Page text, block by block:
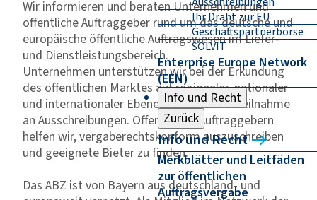
Ihr Draht zur EU
Geschäftspartnerbörse
SOLVIT
Enterprise Europe Network
(EEN)
Info und Recht
Zurück
Info und Recht
Merkblätter und Leitfäden
zur öffentlichen
Auftragsvergabe
Wir informieren und beraten Unternehmen und
öffentliche Auftraggeber rund um das deutsche und
europäische öffentliche Auftragswesen im Liefer-
und Dienstleistungsbereich.
Unternehmen unterstützen wir bei der Erkundung
des öffentlichen Marktes auf regionaler, nationaler
und internationaler Ebene sowie bei der Teilnahme
an Ausschreibungen. Öffentlichen Auftraggebern
helfen wir, vergaberechtskonform auszuschreiben
und geeignete Bieter zu finden.
Das ABZ ist von Bayern aus deutschland- und